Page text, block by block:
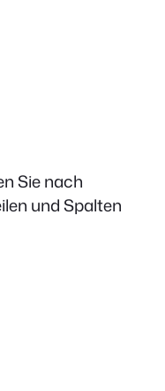
Sie nach
und Spalten